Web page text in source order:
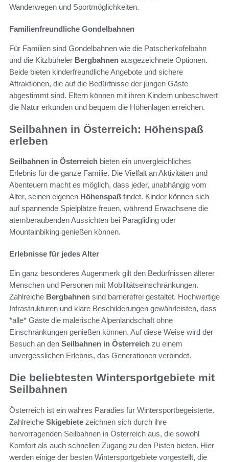
Wanderwegen und Sportmöglichkeiten.
Familienfreundliche Gondelbahnen
Für Familien sind Gondelbahnen wie die Patscherkofelbahn
und die Kitzbüheler Bergbahnen ausgezeichnete Optionen.
Beide bieten kinderfreundliche Angebote und sichere
Attraktionen, die auf die Bedürfnisse der jungen Gäste
abgestimmt sind. Eltern können mit ihren Kindern unbeschwert
die Natur erkunden und bequem die Höhenlagen erreichen.
Seilbahnen in Österreich: Höhenspaß
erleben
Seilbahnen in Österreich bieten ein unvergleichliches
Erlebnis für die ganze Familie. Die Vielfalt an Aktivitäten und
Abenteuern macht es möglich, dass jeder, unabhängig vom
Alter, seinen eigenen Höhenspaß findet. Kinder können sich
auf spannende Spielplätze freuen, während Erwachsene die
atemberaubenden Aussichten bei Paragliding oder
Mountainbiking genießen können.
Erlebnisse für jedes Alter
Ein ganz besonderes Augenmerk gilt den Bedürfnissen älterer
Menschen und Personen mit Mobilitätseinschränkungen.
Zahlreiche Bergbahnen sind barrierefrei gestaltet. Hochwertige
Infrastrukturen und klare Beschilderungen gewährleisten, dass
*alle* Gäste die malerische Alpenlandschaft ohne
Einschränkungen genießen können. Auf diese Weise wird der
Besuch an den Seilbahnen in Österreich zu einem
unvergesslichen Erlebnis, das Generationen verbindet.
Die beliebtesten Wintersportgebiete mit
Seilbahnen
Österreich ist ein wahres Paradies für Wintersportbegeisterte.
Zahlreiche Skigebiete zeichnen sich durch ihre
hervorragenden Seilbahnen in Österreich aus, die sowohl
Komfort als auch schnellen Zugang zu den Pisten bieten. Hier
werden einige der besten Wintersportgebiete vorgestellt, die